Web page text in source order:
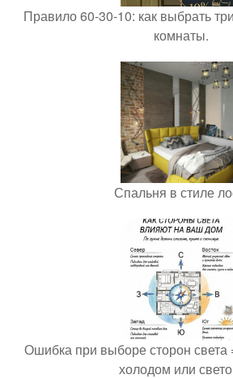
Правило 60-30-10: как выбрать
комнаты.
Спальня в стиле
Ошибка при выборе сторон света
холодом или